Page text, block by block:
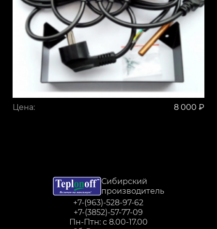
Цена: 8 000 ₽
Сибирский
производитель
+7-(963)-528-97-62
+7-(3852)-57-77-09
Пн-Птн: с 8.00-17.00